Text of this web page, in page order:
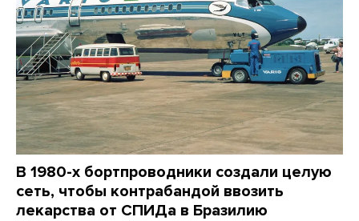
В 1980-х бортпроводники создали целую
сеть, чтобы контрабандой ввозить
лекарства от СПИДа в Бразилию